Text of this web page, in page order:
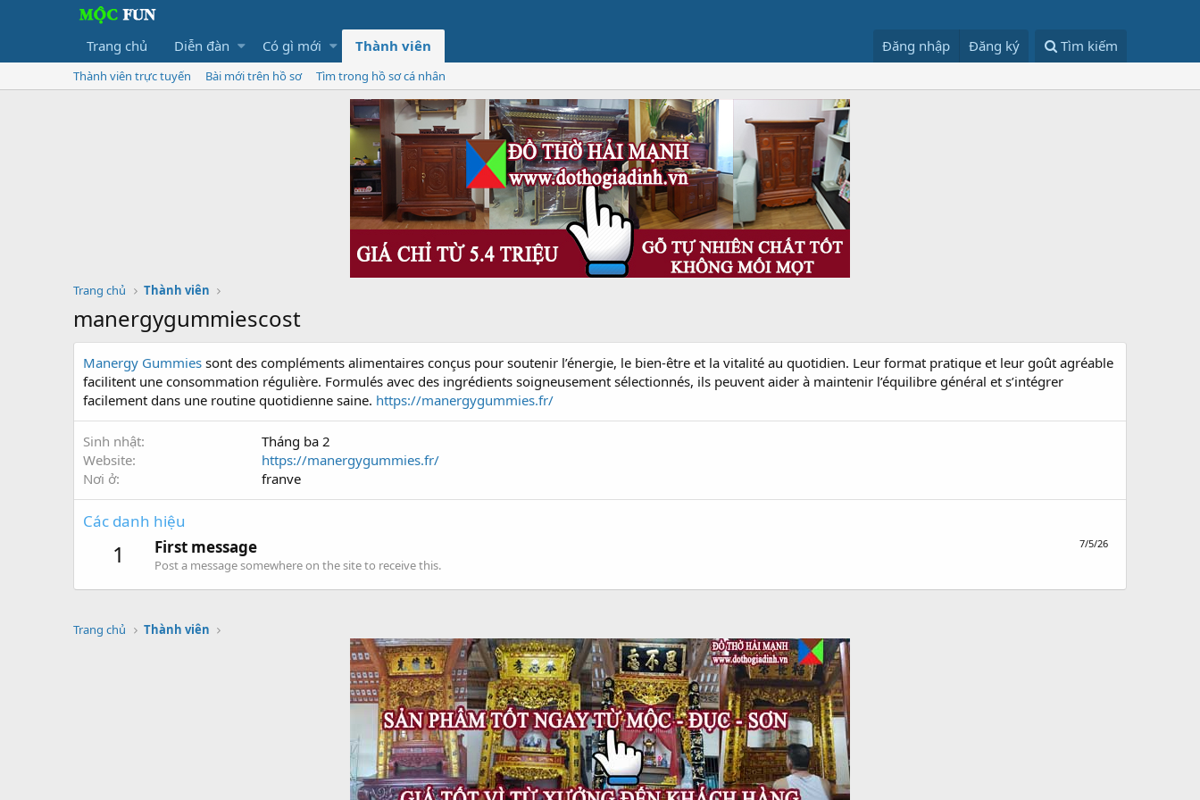
Trang chủ Diễn đàn Có gì mới Thành viên Đăng nhập Đăng ký Tìm kiếm
Thành viên trực tuyến Bài mới trên hồ sơ Tìm trong hồ sơ cá nhân
Trang chủ Thành viên
manergygummiescost
Manergy Gummies sont des compléments alimentaires conçus pour soutenir l’énergie, le bien-être et la vitalité au quotidien. Leur format pratique et leur goût agréable
facilitent une consommation régulière. Formulés avec des ingrédients soigneusement sélectionnés, ils peuvent aider à maintenir l’équilibre général et s’intégrer
facilement dans une routine quotidienne saine. https://manergygummies.fr/
Sinh nhật
Tháng ba 2
Website
https://manergygummies.fr/
Nơi ở
franve
Các danh hiệu
1 7/5/26
First message
Post a message somewhere on the site to receive this.
Trang chủ Thành viên